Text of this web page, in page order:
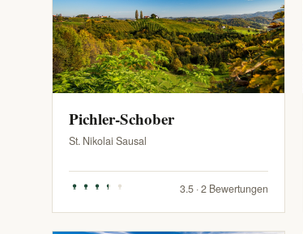
Pichler-Schober
St. Nikolai Sausal
3.5 · 2 Bewertungen